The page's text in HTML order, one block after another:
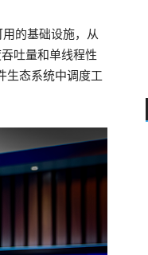
的基础设施，从
吐量和单线程性
生态系统中调度工